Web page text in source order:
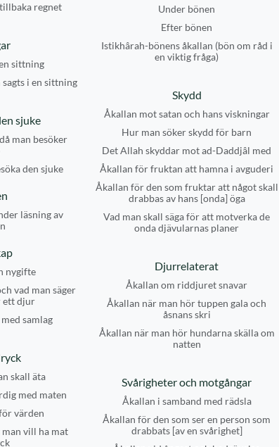
regnet
Under bönen
Efter bönen
Istikhârah-bönens åkallan (bön om råd i
en viktig fråga)
sittning
i en sittning
Skydd
Åkallan mot satan och hans viskningar
Hur man söker skydd för barn
Det Allah skyddar mot ad-Daddjâl med
Åkallan för fruktan att hamna i avguderi
Åkallan för den som fruktar att något skall
drabbas av hans [onda] öga
Vad man skall säga för att motverka de
onda djävularnas planer
sjuke
man besöker
den sjuke
läsning av
nygifte
vad man säger
ett djur
samlag
Djurrelaterat
Åkallan om riddjuret snavar
Åkallan när man hör tuppen gala och
åsnans skri
Åkallan när man hör hundarna skälla om
natten
skall äta
med maten
värden
vill ha mat
Svårigheter och motgångar
Åkallan i samband med rädsla
Åkallan för den som ser en person som
drabbats [av en svårighet]